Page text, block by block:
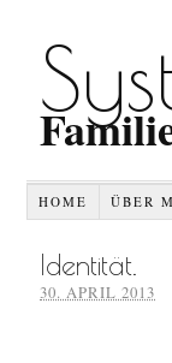
HOME ÜBER
Identität.
30. APRIL 2013